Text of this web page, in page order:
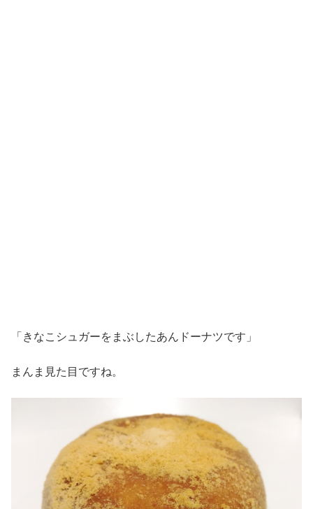
「きなこシュガーをまぶしたあんドーナツです」
まんま見た目ですね。